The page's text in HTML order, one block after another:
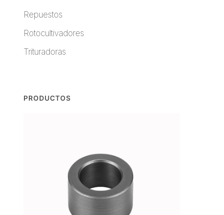
Repuestos
Rotocultivadores
Trituradoras
PRODUCTOS